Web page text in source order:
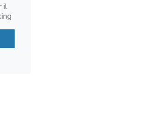
il